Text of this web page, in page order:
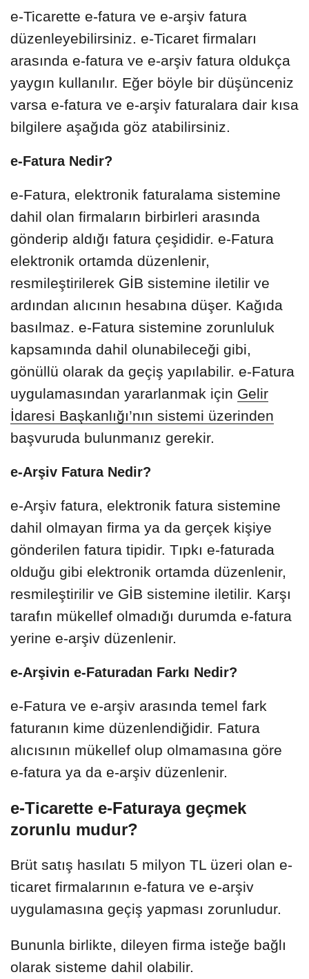
e-Ticarette e-fatura ve e-arşiv fatura
düzenleyebilirsiniz. e-Ticaret firmaları
arasında e-fatura ve e-arşiv fatura oldukça
yaygın kullanılır. Eğer böyle bir düşünceniz
varsa e-fatura ve e-arşiv faturalara dair kısa
bilgilere aşağıda göz atabilirsiniz.
e-Fatura Nedir?
e-Fatura, elektronik faturalama sistemine
dahil olan firmaların birbirleri arasında
gönderip aldığı fatura çeşididir. e-Fatura
elektronik ortamda düzenlenir,
resmileştirilerek GİB sistemine iletilir ve
ardından alıcının hesabına düşer. Kağıda
basılmaz. e-Fatura sistemine zorunluluk
kapsamında dahil olunabileceği gibi,
gönüllü olarak da geçiş yapılabilir. e-Fatura
uygulamasından yararlanmak için Gelir
İdaresi Başkanlığı’nın sistemi üzerinden
başvuruda bulunmanız gerekir.
e-Arşiv Fatura Nedir?
e-Arşiv fatura, elektronik fatura sistemine
dahil olmayan firma ya da gerçek kişiye
gönderilen fatura tipidir. Tıpkı e-faturada
olduğu gibi elektronik ortamda düzenlenir,
resmileştirilir ve GİB sistemine iletilir. Karşı
tarafın mükellef olmadığı durumda e-fatura
yerine e-arşiv düzenlenir.
e-Arşivin e-Faturadan Farkı Nedir?
e-Fatura ve e-arşiv arasında temel fark
faturanın kime düzenlendiğidir. Fatura
alıcısının mükellef olup olmamasına göre
e-fatura ya da e-arşiv düzenlenir.
e-Ticarette e-Faturaya geçmek
zorunlu mudur?
Brüt satış hasılatı 5 milyon TL üzeri olan e-
ticaret firmalarının e-fatura ve e-arşiv
uygulamasına geçiş yapması zorunludur.
Bununla birlikte, dileyen firma isteğe bağlı
olarak sisteme dahil olabilir.